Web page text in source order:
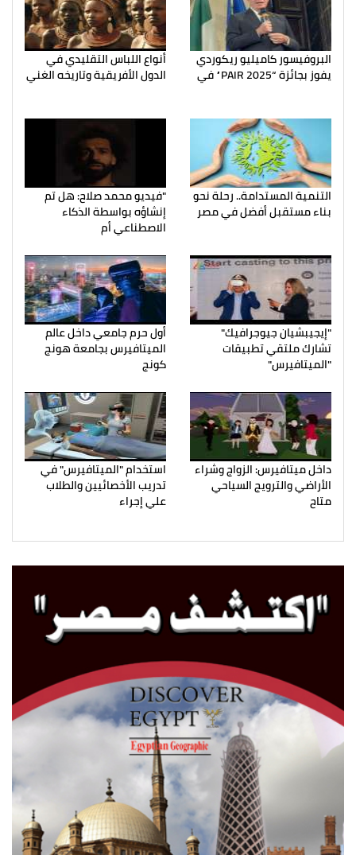
البروفيسور كاميليو ريكوردي
يفوز بجائزة “PAIR 2025” في
أنواع اللباس التقليدي في
الدول الأفريقية وتاريخه الغني
التنمية المستدامة.. رحلة نحو
بناء مستقبل أفضل في مصر
"فيديو محمد صلاح: هل تم
إنشاؤه بواسطة الذكاء
الاصطناعي أم
"إيجيبشيان جيوجرافيك"
تشارك ملتقي تطبيقات
"الميتافيرس"
أول حرم جامعي داخل عالم
الميتافيرس بجامعة هونج
كونج
داخل ميتافيرس: الزواج وشراء
الأراضي والترويج السياحي
متاح
استخدام "الميتافيرس" في
تدريب الأخصائيين والطلاب
علي إجراء